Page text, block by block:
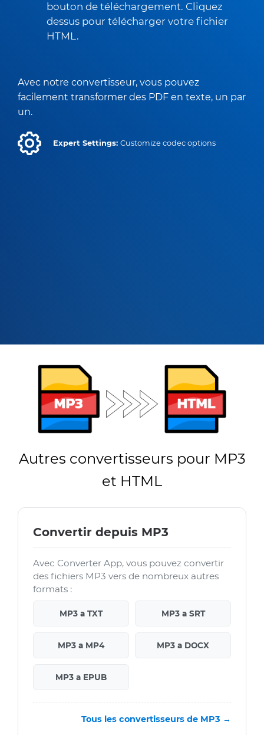
bouton de téléchargement. Cliquez
dessus pour télécharger votre fichier
HTML.
Avec notre convertisseur, vous pouvez
facilement transformer des PDF en texte, un par
un.
Expert Settings: Customize codec options
Autres convertisseurs pour MP3
et HTML
Convertir depuis MP3
Avec Converter App, vous pouvez convertir
des fichiers MP3 vers de nombreux autres
formats :
MP3 a TXT MP3 a SRT
MP3 a MP4 MP3 a DOCX
MP3 a EPUB
Tous les convertisseurs de MP3 →